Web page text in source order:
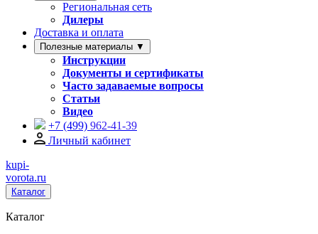
Региональная сеть
Дилеры
Доставка и оплата
Полезные материалы ▼
Инструкции
Документы и сертификаты
Часто задаваемые вопросы
Статьи
Видео
+7 (499) 962-41-39
Личный кабинет
kupi-
vorota.ru
Каталог
Каталог